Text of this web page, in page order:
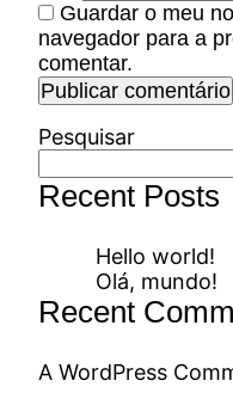
Guardar o meu
navegador para a
comentar.
Pesquisar
Recent Posts
Hello world!
Olá, mundo!
Recent
A WordPress